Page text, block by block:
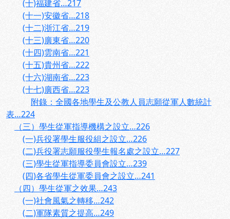
(十)福建省…217
(十一)安徽省…218
(十二)浙江省…219
(十三)廣東省…220
(十四)雲南省…221
(十五)貴州省…222
(十六)湖南省…223
(十七)廣西省…223
附錄：全國各地學生及公教人員志願從軍人數統計
表…224
（三）學生從軍指導機構之設立…226
(一)兵役署學生服役組之設立…226
(二)兵役署志願服役學生報名處之設立…227
(三)學生從軍指導委員會設立…239
(四)各省學生從軍委員會之設立…241
（四）學生從軍之效果…243
(一)社會風氣之轉移…242
(二)軍隊素質之提高…249